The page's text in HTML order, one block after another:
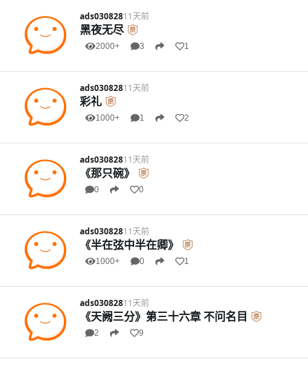
ads03082811天前
黑夜无尽
2000+ 3 1
ads03082811天前
彩礼
1000+ 1 2
ads03082811天前
《那只碗》
0 0
ads03082811天前
《半在弦中半在卿》
1000+ 0 1
ads03082811天前
《天阙三分》第三十六章 不问名目
2 9